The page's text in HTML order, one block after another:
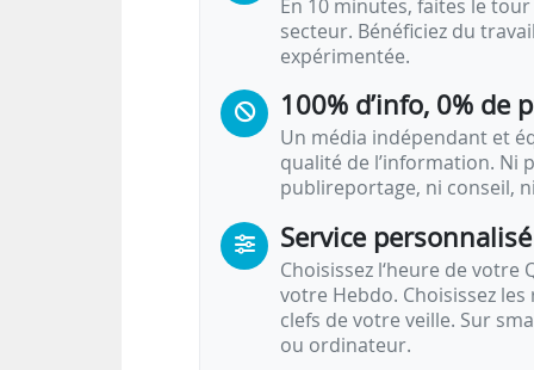
En 10 minutes, faites le tour
secteur. Bénéficiez du
expérimentée.
100% d’info, 0% de
Un média indépendant et
qualité de l’information. Ni
publireportage, ni conseil,
Service personnalisé
Choisissez l‘heure de votre
votre Hebdo. Choisissez
clefs de votre veille. Sur
ou ordinateur.